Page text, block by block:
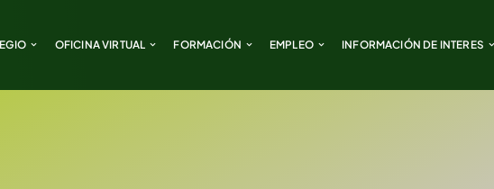
OFICINA VIRTUAL FORMACIÓN EMPLEO INFORMACIÓN DE INTERES
OFICINA VIRTUAL FORMACIÓN EMPLEO INFORMACIÓN DE INTERES